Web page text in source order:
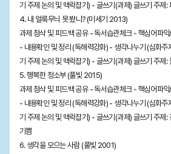
기 주제 논의 및 맥락잡기) - 글쓰기(과제) 글쓰기 주제:
4. 내 얼룩무늬 못 봤니? (미세기 2013)
과제 첨삭 및 피드백 공유 - 독서습관체크 - 핵심어파
- 내용확인 및 정리 (독해력강화) - 생각나누기 (심화
기 주제 논의 및 맥락잡기) - 글쓰기(과제) 글쓰기 주제:
5. 행복한 청소부 (풀빛 2015)
과제 첨삭 및 피드백 공유 - 독서습관체크 - 핵심어파
- 내용확인 및 정리 (독해력강화) - 생각나누기 (심화
기 주제 논의 및 맥락잡기) - 글쓰기(과제) 글쓰기 주제:
기쁨
6. 생각을 모으는 사람 (풀빛 2001)